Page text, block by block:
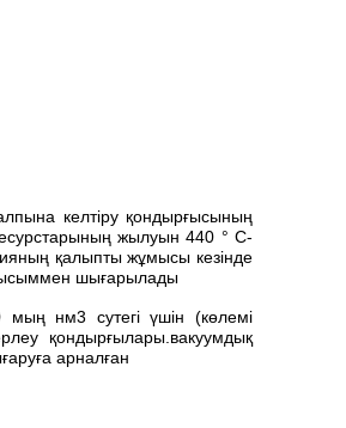
келтіру қондырғысының
жылуын 440 ° C-
қалыпты жұмысы кезінде
шығарылады
нм3 сутегі үшін (көлемі
қондырғылары.вакуумдық
арналған